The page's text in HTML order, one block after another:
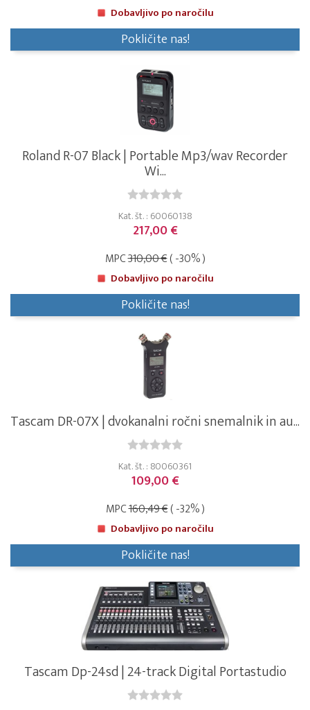
Dobavljivo po naročilu
Pokličite nas!
Roland R-07 Black | Portable Mp3/wav Recorder
Wi...
Kat. št. : 60060138
217,00 €
MPC310,00 €( -30% )
Dobavljivo po naročilu
Pokličite nas!
Tascam DR-07X | dvokanalni ročni snemalnik in au...
Kat. št. : 80060361
109,00 €
MPC160,49 €( -32% )
Dobavljivo po naročilu
Pokličite nas!
Tascam Dp-24sd | 24-track Digital Portastudio